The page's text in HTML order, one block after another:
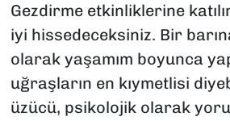
Gezdirme etkinliklerine
iyi hissedeceksiniz. Bir
olarak yaşamım boyunca
uğraşların en kıymetlisi
üzücü, psikolojik olarak